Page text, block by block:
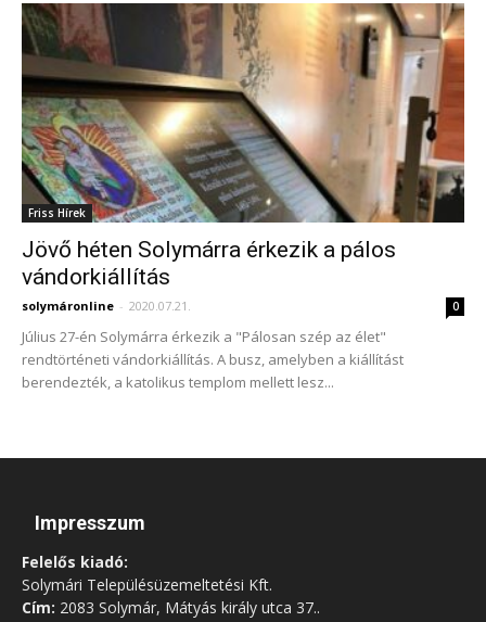
Friss Hírek
Jövő héten Solymárra érkezik a pálos
vándorkiállítás
solymáronline - 2020.07.21. 0
Július 27-én Solymárra érkezik a "Pálosan szép az élet"
rendtörténeti vándorkiállítás. A busz, amelyben a kiállítást
berendezték, a katolikus templom mellett lesz...
Impresszum
Felelős kiadó:
Solymári Településüzemeltetési Kft.
Cím: 2083 Solymár, Mátyás király utca 37..